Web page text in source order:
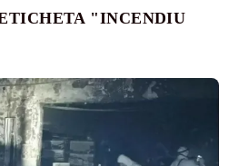
"INCENDIU